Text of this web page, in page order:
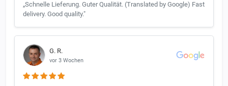
„Schnelle Lieferung. Guter Qualität. (Translated by Google) Fast
delivery. Good quality."
G. R.
vor 3 Wochen